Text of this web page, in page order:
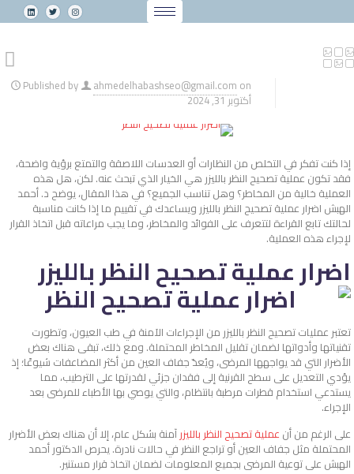
Published by ahmedelhabashseo@gmail.com on
أكتوبر 31, 2024
إذا كنت تفكر في التخلص من النظارات أو العدسات اللاصقة والتمتع برؤية واضحة،
فقد تكون عملية تصحيح النظر بالليزر هي الخيار الذي تبحث عنه. لكن، هل هذه
العملية خالية من المخاطر؟ وهل تناسب الجميع؟ في هذا المقال، يوضح د. أحمد
الهبش اضرار عملية تصحيح النظر بالليزر​ ويساعدك في تقييم ما إذا كانت مناسبة
لحالتك تابع القراءة لتتعرف على الفوائد والمخاطر، وما يجب مراعاته قبل اتخاذ القرار
لإجراء هذه العملية.
اضرار عملية تصحيح النظر بالليزر​
تعتبر عمليات تصحيح النظر بالليزر من الإجراءات الآمنة في طب العيون، وتطورت
تقنياتها وأدواتها لضمان تقليل المخاطر المحتملة. ومع ذلك، تبقى هناك بعض
الأضرار التي قد يواجهها المرضى، ويُعدّ جفاف العين من أكثر المضاعفات شيوعًا؛ إذ
يؤدي التعديل على سطح القرنية إلى فقدان جزئي لقدرتها على الترطيب، مما
يستدعي استخدام قطرات مرطبة بانتظام، والتي يوصي بها الأطباء للمرضى بعد
الإجراء.
على الرغم من أن عملية تصحيح النظر بالليزرآمنة بشكل عام، إلا أن هناك بعض الأضرار
المحتملة مثل جفاف العين أو تراجع النظر في حالات نادرة. يحرص الدكتور أحمد
الهبش على توعية المرضى بجميع المعلومات لضمان اتخاذ قرار مستنير.